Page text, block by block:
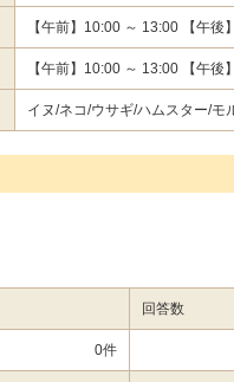
【午前】10:00 ～ 13:00 【午後
【午前】10:00 ～ 13:00 【午後
イヌ/ネコ/ウサギ/ハムスター/モ
回答数
0件